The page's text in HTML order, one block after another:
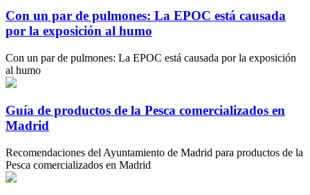
Con un par de pulmones: La EPOC está causada
por la exposición al humo
Con un par de pulmones: La EPOC está causada por la exposición
al humo
Guía de productos de la Pesca comercializados en
Madrid
Recomendaciones del Ayuntamiento de Madrid para productos de la
Pesca comercializados en Madrid